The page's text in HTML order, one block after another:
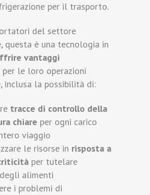
per il trasporto.
del settore
questa è una tecnologia in
vantaggi
per le loro operazioni
inclusa la possibilità di:
tracce di controllo della
chiare per ogni carico
viaggio
le risorse in risposta a
per tutelare
alimenti
i problemi di